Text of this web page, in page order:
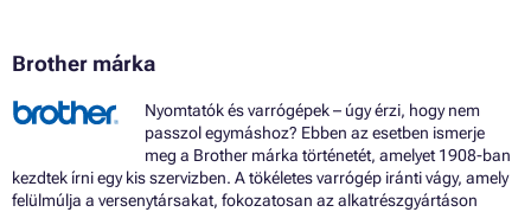
Brother márka
Nyomtatók és varrógépek – úgy érzi, hogy nem
passzol egymáshoz? Ebben az esetben ismerje
meg a Brother márka történetét, amelyet 1908-ban
kezdtek írni egy kis szervizben. A tökéletes varrógép iránti vágy, amely
felülmúlja a versenytársakat, fokozatosan az alkatrészgyártáson